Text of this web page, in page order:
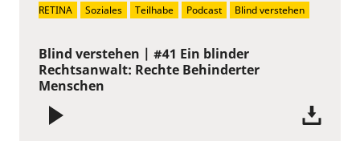
Blind verstehen | #41 Ein blinder
Rechtsanwalt: Rechte Behinderter
Menschen
RETINA
Soziales Teilhabe Podcast Blind verstehen